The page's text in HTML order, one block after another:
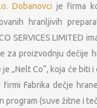
Dobanovci je firma
hranljivih
SERVICES LIMITED
za proizvodnju dečije
„Nelt Co“, koja će
Fabrika dečje
program (suve žitne i
Beograd
PIB:
Matični
Šifra
Tekući